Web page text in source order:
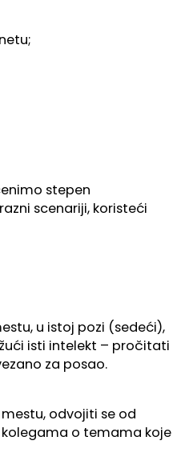
stepen
scenariji, koristeći
u istoj pozi (sedeći),
isti intelekt – pročitati
za posao.
odvojiti se od
o temama koje